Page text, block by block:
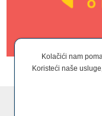
Kolačići nam
Koristeći naše